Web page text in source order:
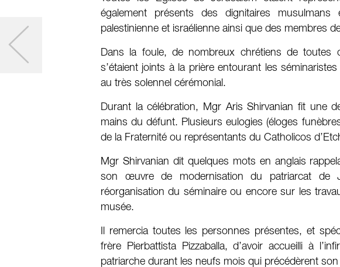
également présents des dignitaires
palestinienne et israélienne ainsi que des membres
Dans la foule, de nombreux chrétiens de toutes
s’étaient joints à la prière entourant les
au très solennel cérémonial.
Durant la célébration, Mgr Aris Shirvanian fit une
mains du défunt. Plusieurs eulogies (éloges
de la Fraternité ou représentants du Catholicos
Mgr Shirvanian dit quelques mots en anglais
son œuvre de modernisation du patriarcat de
réorganisation du séminaire ou encore sur les
musée.
Il remercia toutes les personnes présentes, et
frère Pierbattista Pizzaballa, d’avoir accueilli à
patriarche durant les neufs mois qui précédèrent son